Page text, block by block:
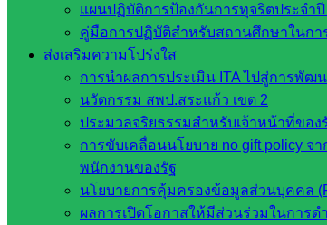
แผนปฏิบัติการป้องกันการทุจริตประจำปี
คู่มือการปฏิบัติสำหรับสถานศึกษาในกา
ส่งเสริมความโปร่งใส
การนำผลการประเมิน ITA ไปสู่การพัฒ
นวัตกรรม สพป.สระแก้ว เขต 2
ประมวลจริยธรรมสำหรับเจ้าหน้าที่ของ
การขับเคลื่อนนโยบาย no gift policy
พนักงานของรัฐ
นโยบายการคุ้มครองข้อมูลส่วนบุคคล
ผลการเปิดโอกาสให้มีส่วนร่วมในการ
งานประชาสัมพันธ์ สพป.สก.2